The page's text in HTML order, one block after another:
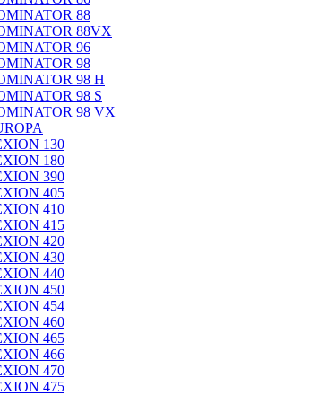
88
88VX
96
98
98 H
98 S
98 VX
130
180
390
405
410
415
420
430
440
450
454
460
465
466
470
475